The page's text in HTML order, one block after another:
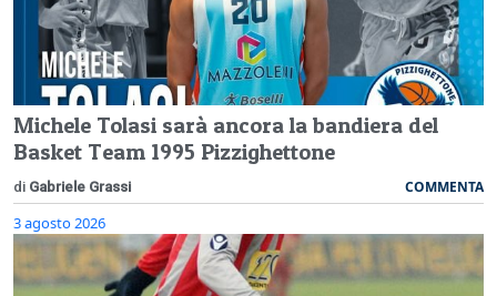
Michele Tolasi sarà ancora la bandiera del
Basket Team 1995 Pizzighettone
di Gabriele Grassi COMMENTA
3 agosto 2026